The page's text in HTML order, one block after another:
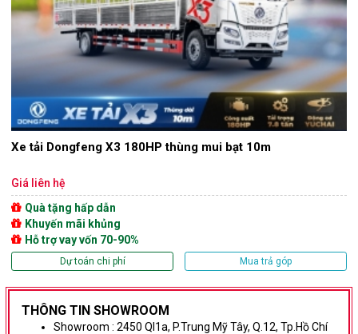
Xe tải Dongfeng X3 180HP thùng mui bạt 10m
Giá liên hệ
Quà tặng hấp dẫn
Khuyến mãi khủng
Hỗ trợ vay vốn 70-90%
Dự toán chi phí Mua trả góp
THÔNG TIN SHOWROOM
Showroom : 2450 Ql1a, P.Trung Mỹ Tây, Q.12, Tp.Hồ Chí